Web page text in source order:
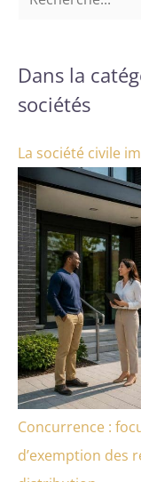
Dans la
sociétés
La société civile
Concurrence :
d’exemption des